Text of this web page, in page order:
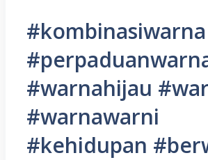
#kombinasiwarna
#warnahijau
#warnawarni
#kehidupan